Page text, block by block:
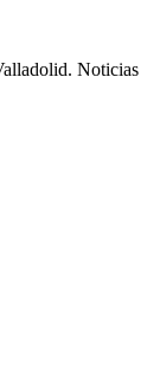
Noticias